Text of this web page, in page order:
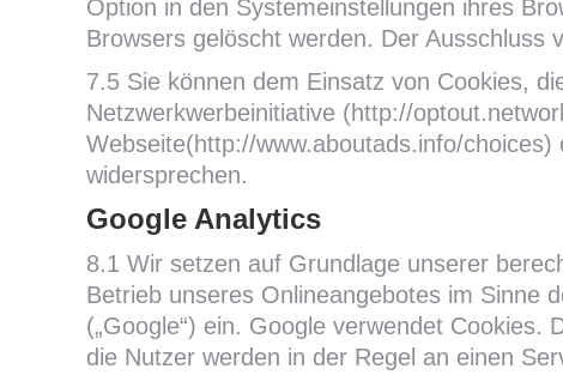
Option in den Systemeinstellungen ihres
Browsers gelöscht werden. Der Ausschluss
7.5 Sie können dem Einsatz von Cookies,
Netzwerkwerbeinitiative (http://
Webseite(http://www.aboutads.info/
widersprechen.
Google Analytics
8.1 Wir setzen auf Grundlage unserer
Betrieb unseres Onlineangebotes im Sinne
(„Google“) ein. Google verwendet
die Nutzer werden in der Regel an einen